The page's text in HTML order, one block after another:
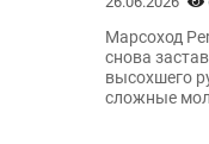
Марсоход
снова
высохшего
сложные